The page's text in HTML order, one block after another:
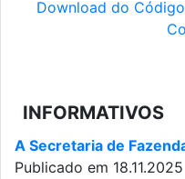
Download do
INFORMATIVOS
A Secretaria de
Publicado em 18.11.2025